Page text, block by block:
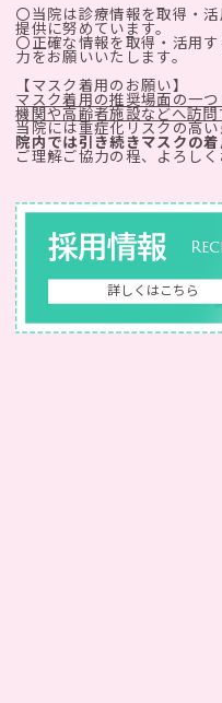
〇当院は診療情報を取得・
提供に努めています。
〇正確な情報を取得・活用
力をお願いいたします。
【マスク着用のお願い】
マスク着用の推奨場面の一
機関や高齢者施設などへ訪
当院には重症化リスクの高
院内では引き続きマスクの
ご理解ご協力の程、よろし
採用情報
詳しくはこちら